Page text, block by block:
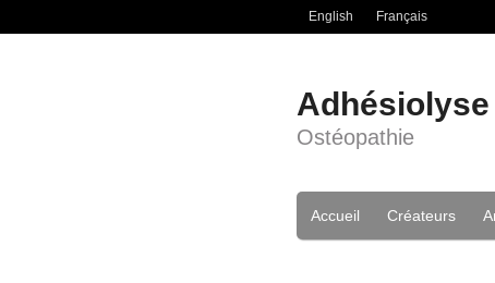
English Français
Ostéopathie
Accueil Créateurs